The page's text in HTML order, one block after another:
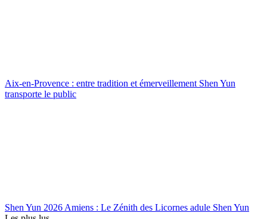
Aix-en-Provence : entre tradition et émerveillement Shen Yun
transporte le public
Shen Yun 2026 Amiens : Le Zénith des Licornes adule Shen Yun